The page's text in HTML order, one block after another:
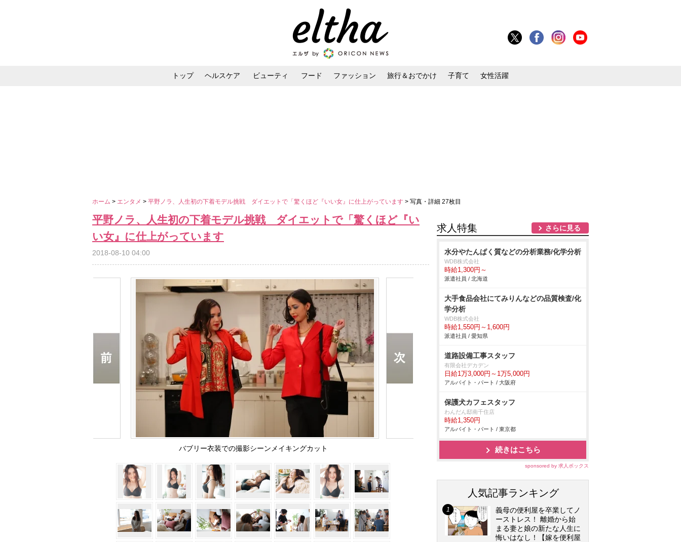
トップ ヘルスケア ビューティ フード ファッション 旅行＆おでかけ 子育て 女性活躍
ホーム > エンタメ > 平野ノラ、人生初の下着モデル挑戦 ダイエットで「驚くほど『いい女』に仕上がっています > 写真・詳細 27枚目
平野ノラ、人生初の下着モデル挑戦 ダイエットで「驚くほど『い
い女』に仕上がっています
2018-08-10 04:00
バブリー衣装での撮影シーンメイキングカット
求人特集 さらに見る
水分やたんぱく質などの分析業務/化学分析
WDB株式会社
時給1,300円～
派遣社員 / 北海道
大手食品会社にてみりんなどの品質検査/化
学分析
WDB株式会社
時給1,550円～1,600円
派遣社員 / 愛知県
道路設備工事スタッフ
有限会社デカデン
日給1万3,000円～1万5,000円
アルバイト・パート / 大阪府
保護犬カフェスタッフ
わんだん邸南千住店
時給1,350円
アルバイト・パート / 東京都
続きはこちら
sponsored by 求人ボックス
人気記事ランキング
義母の便利屋を卒業してノ
ーストレス！ 離婚から始
まる妻と娘の新たな人生に
悔いはなし！【嫁を便利屋